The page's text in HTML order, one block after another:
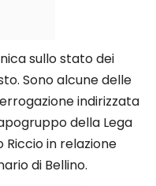
sullo stato dei
Sono alcune delle
indirizzata
della Lega
Riccio in relazione
di Bellino.